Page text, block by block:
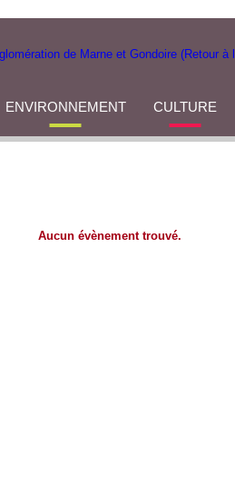
ENVIRONNEMENT CULTURE
Aucun évènement trouvé.